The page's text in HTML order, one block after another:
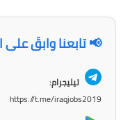
📢 تابعنا وابقَ على
تيليجرام:
https://t.me/iraqjobs2019